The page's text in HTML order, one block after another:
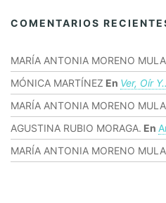
COMENTARIOS
MARÍA ANTONIA MORENO
MÓNICA MARTÍNEZ En Ver, Oír
MARÍA ANTONIA MORENO
AGUSTINA RUBIO MORAGA. En
MARÍA ANTONIA MORENO